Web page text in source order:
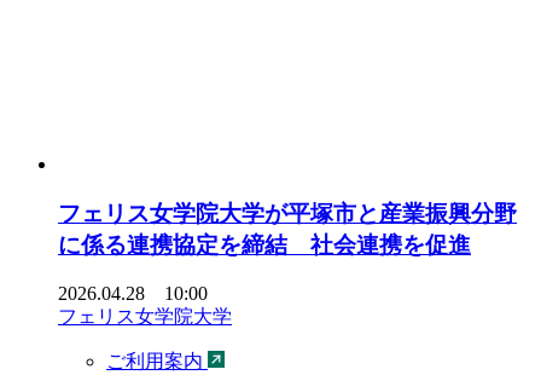
フェリス女学院大学が平塚市と産業振興分野
に係る連携協定を締結 社会連携を促進
2026.04.28 10:00
フェリス女学院大学
ご利用案内